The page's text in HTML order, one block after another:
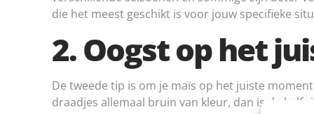
die het meest geschikt is voor jouw specifieke
2. Oogst op het
De tweede tip is om je maïs op het juiste
draadjes allemaal bruin van kleur, dan is de kolf